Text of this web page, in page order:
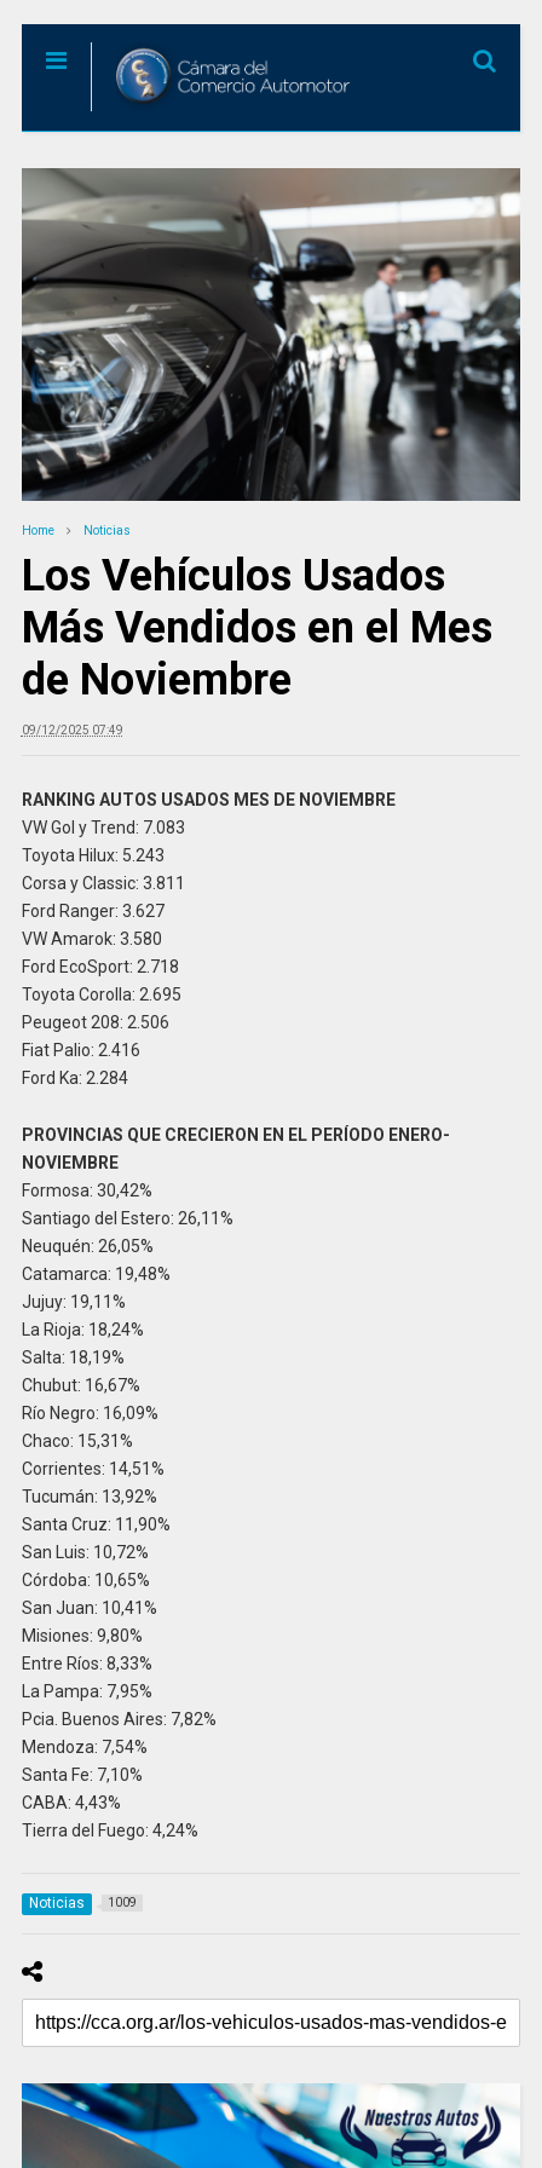
Home Noticias
Los Vehículos Usados
Más Vendidos en el Mes
de Noviembre
09/12/2025 07:49
RANKING AUTOS USADOS MES DE NOVIEMBRE
VW Gol y Trend: 7.083
Toyota Hilux: 5.243
Corsa y Classic: 3.811
Ford Ranger: 3.627
VW Amarok: 3.580
Ford EcoSport: 2.718
Toyota Corolla: 2.695
Peugeot 208: 2.506
Fiat Palio: 2.416
Ford Ka: 2.284
PROVINCIAS QUE CRECIERON EN EL PERÍODO ENERO-
NOVIEMBRE
Formosa: 30,42%
Santiago del Estero: 26,11%
Neuquén: 26,05%
Catamarca: 19,48%
Jujuy: 19,11%
La Rioja: 18,24%
Salta: 18,19%
Chubut: 16,67%
Río Negro: 16,09%
Chaco: 15,31%
Corrientes: 14,51%
Tucumán: 13,92%
Santa Cruz: 11,90%
San Luis: 10,72%
Córdoba: 10,65%
San Juan: 10,41%
Misiones: 9,80%
Entre Ríos: 8,33%
La Pampa: 7,95%
Pcia. Buenos Aires: 7,82%
Mendoza: 7,54%
Santa Fe: 7,10%
CABA: 4,43%
Tierra del Fuego: 4,24%
Noticias 1009